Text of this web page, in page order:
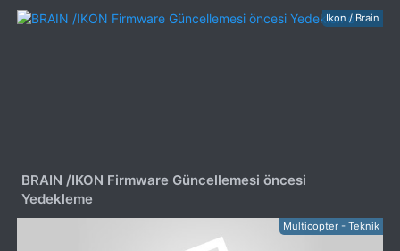
Ikon / Brain
BRAIN /IKON Firmware Güncellemesi öncesi
Yedekleme
Multicopter - Teknik